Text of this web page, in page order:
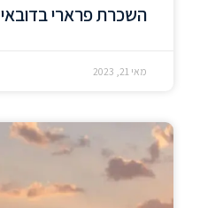
השכרת פרארי בדובאי
מאי 21, 2023